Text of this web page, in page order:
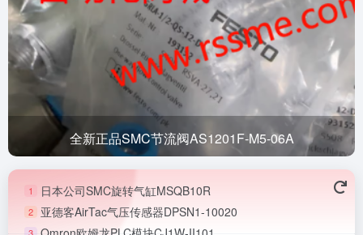
日本公司SMC旋转气缸
1 日本公司SMC旋转气缸MSQB10R
2 亚德客AirTac气压传感器DPSN1-10020
3